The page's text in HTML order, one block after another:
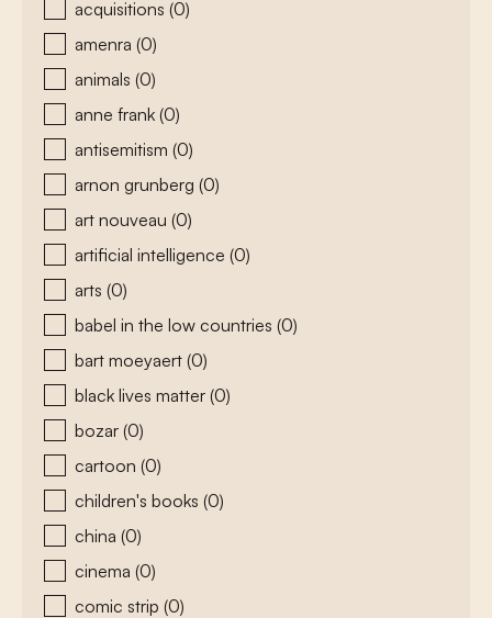
acquisitions (0)
amenra (0)
animals (0)
anne frank (0)
antisemitism (0)
arnon grunberg (0)
art nouveau (0)
artificial intelligence (0)
arts (0)
babel in the low countries (0)
bart moeyaert (0)
black lives matter (0)
bozar (0)
cartoon (0)
children's books (0)
china (0)
cinema (0)
comic strip (0)